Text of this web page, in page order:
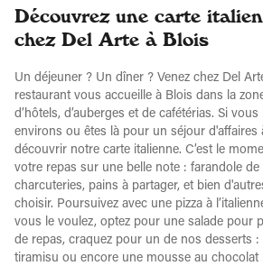
Découvrez une carte
chez Del Arte à Blois
Un déjeuner ? Un dîner ? Venez chez Del
restaurant vous accueille à Blois dans la
d’hôtels, d’auberges et de cafétérias. Si
environs ou êtes là pour un séjour d'affaires
découvrir notre carte italienne. C’est le
votre repas sur une belle note : farandole
charcuteries, pains à partager, et bien
choisir. Poursuivez avec une pizza à
vous le voulez, optez pour une salade pour
de repas, craquez pour un de nos desserts
tiramisu ou encore une mousse au chocolat